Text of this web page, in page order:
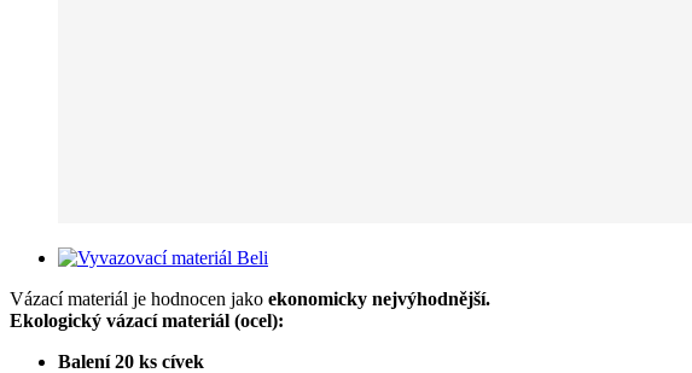
Vázací materiál je hodnocen jako ekonomicky nejvýhodnější.
Ekologický vázací materiál (ocel):
Balení 20 ks cívek